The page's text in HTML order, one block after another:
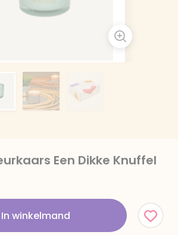
Een Dikke Knuffel
In winkelmand